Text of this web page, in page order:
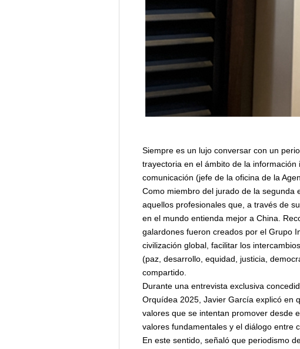
Siempre es un lujo conversar con un
trayectoria en el ámbito de la
comunicación (jefe de la oficina de la
Como miembro del jurado de la segunda
aquellos profesionales que, a través de
en el mundo entienda mejor a China.
galardones fueron creados por el Grupo
civilización global, facilitar los
(paz, desarrollo, equidad, justicia,
compartido.
Durante una entrevista exclusiva
Orquídea 2025, Javier García explicó en
valores que se intentan promover desde
valores fundamentales y el diálogo entre
En este sentido, señaló que periodismo